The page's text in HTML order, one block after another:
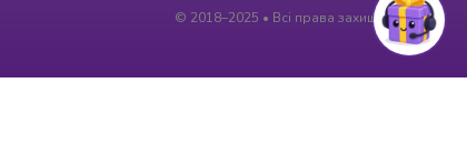
© 2018–2025 • Всі права захищені.